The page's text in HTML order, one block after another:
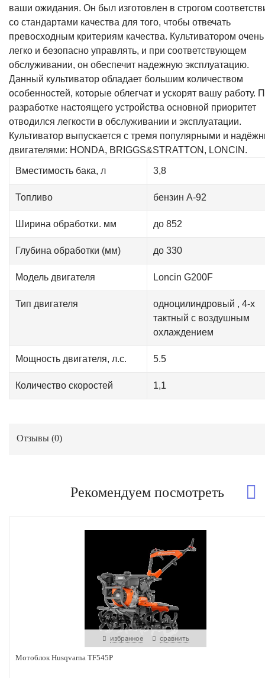
ваши ожидания. Он был изготовлен в строгом
со стандартами качества для того, чтобы отвечать
превосходным критериям качества. Культиватором очень
легко и безопасно управлять, и при соответствующем
обслуживании, он обеспечит надежную эксплуатацию.
Данный культиватор обладает большим количеством
особенностей, которые облегчат и ускорят вашу работу.
разработке настоящего устройства основной приоритет
отводился легкости в обслуживании и эксплуатации.
Культиватор выпускается с тремя популярными и
двигателями: HONDA, BRIGGS&STRATTON, LONСIN.
Вместимость бака, л 3,8
Топливо бензин А-92
Ширина обработки. мм до 852
Глубина обработки (мм) до 330
Модель двигателя Loncin G200F
Тип двигателя
одноцилиндровый , 4-х
тактный с воздушным
охлаждением
Мощность двигателя, л.с. 5.5
Количество скоростей 1,1
Отзывы (0)
Рекомендуем посмотреть
избранное сравнить
Мотоблок Husqvarna TF545P